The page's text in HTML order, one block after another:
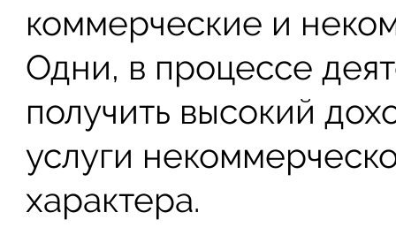
коммерческие и
Одни, в процессе
получить высокий
услуги
характера.